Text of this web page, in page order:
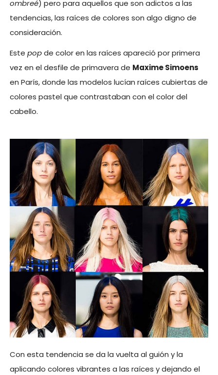
ombreé) pero para aquellos que son adictos a las
tendencias, las raíces de colores son algo digno de
consideración.
Este popde color en las raíces apareció por primera
vez en el desfile de primavera de Maxime Simoens
en París, donde las modelos lucían raíces cubiertas de
colores pastel que contrastaban con el color del
cabello.
Con esta tendencia se da la vuelta al guión y la
aplicando colores vibrantes a las raíces y dejando el